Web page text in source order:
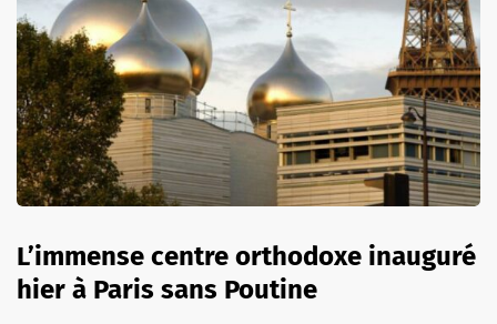
L’immense centre orthodoxe inauguré
hier à Paris sans Poutine